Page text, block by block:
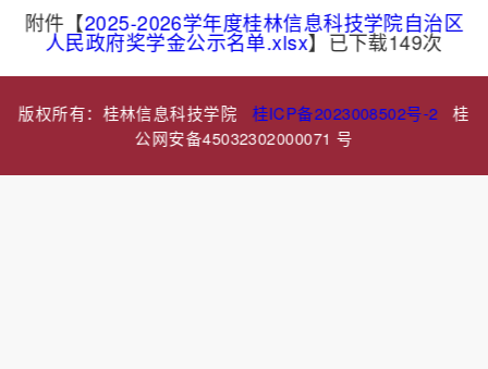
附件【2025-2026学年度桂林信息科技学院自治区
人民政府奖学金公示名单.xlsx】已下载149次
版权所有：桂林信息科技学院桂ICP备2023008502号-2 桂
公网安备45032302000071 号